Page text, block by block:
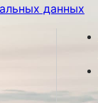
данных